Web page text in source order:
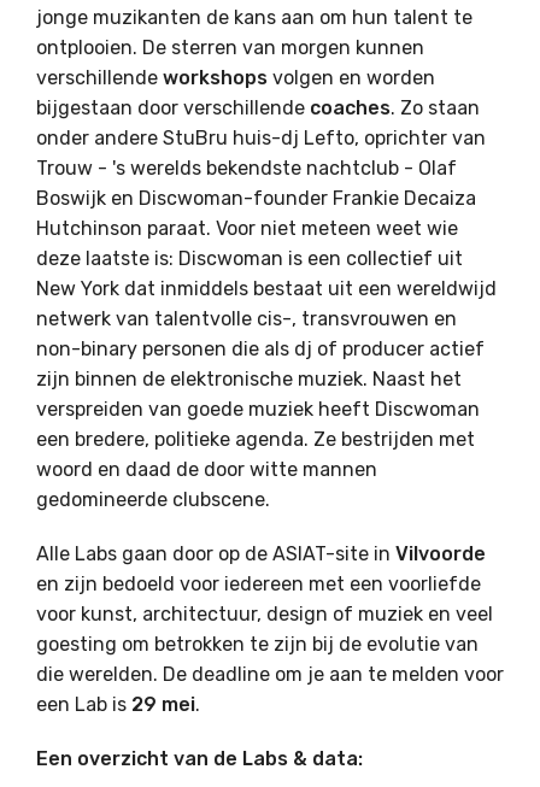
jonge muzikanten de kans aan om hun talent te
ontplooien. De sterren van morgen kunnen
verschillende workshops volgen en worden
bijgestaan door verschillende coaches. Zo staan
onder andere StuBru huis-dj Lefto, oprichter van
Trouw - 's werelds bekendste nachtclub - Olaf
Boswijk en Discwoman-founder Frankie Decaiza
Hutchinson paraat. Voor niet meteen weet wie
deze laatste is: Discwoman is een collectief uit
New York dat inmiddels bestaat uit een wereldwijd
netwerk van talentvolle cis-, transvrouwen en
non-binary personen die als dj of producer actief
zijn binnen de elektronische muziek. Naast het
verspreiden van goede muziek heeft Discwoman
een bredere, politieke agenda. Ze bestrijden met
woord en daad de door witte mannen
gedomineerde clubscene.
Alle Labs gaan door op de ASIAT-site in Vilvoorde
en zijn bedoeld voor iedereen met een voorliefde
voor kunst, architectuur, design of muziek en veel
goesting om betrokken te zijn bij de evolutie van
die werelden. De deadline om je aan te melden voor
een Lab is 29 mei.
Een overzicht van de Labs & data: